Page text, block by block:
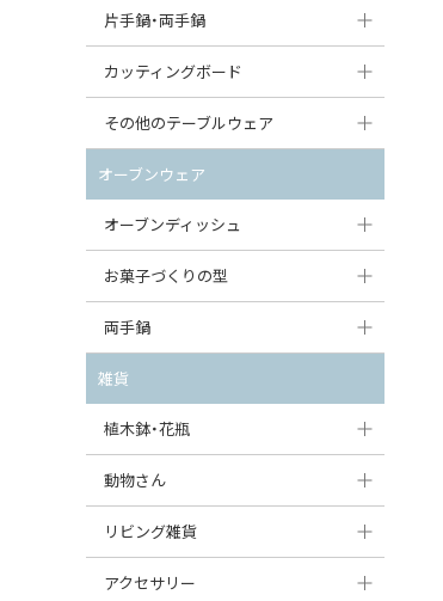
丸皿
スープ皿
ダルマプレート
たまご型プレート
ハート型プレート
変形プレート
分割ディッシュ
すべて見る
丸鉢・どんぶり・ボウル
茶碗
オーバルボウル
ハートボウル
葉っぱ型ボウル
りんご型ボウル
いちご型ボウル
星型ボウル
りんごポット小
キャニスター
つぼ
ガーリックポット
オニオンキャニスター
ガーリックキャニスター
チーズケース
バターディッシュ
六角形ポット
ボトル
すべて見る
片手鍋・両手鍋
ソースパン（片手鍋）
スープチュリーン
カッティングボード
角型カッティングボード
丸型カッティングボード
すべて見る
その他のテーブルウェア
調味料入れ
グレイヴィーボート
エッグカップ
ケーキスタンド
カトラリー
はしおき・カトラリーレスト
オーブンウェア
オーブンディッシュ
大型（24cm〜）
中型（18〜24cm）
スクエアオーブンディッシュ
オーバルオーブンディッシュ
すべて見る
お菓子づくりの型
パウンド型
マフィン型
すべて見る
両手鍋
チュリーン
キャセロール
すべて見る
雑貨
植木鉢・花瓶
植木鉢
花瓶
動物さん
フィギュア・置物
貯金箱
リビング雑貨
スツール
アクセサリー